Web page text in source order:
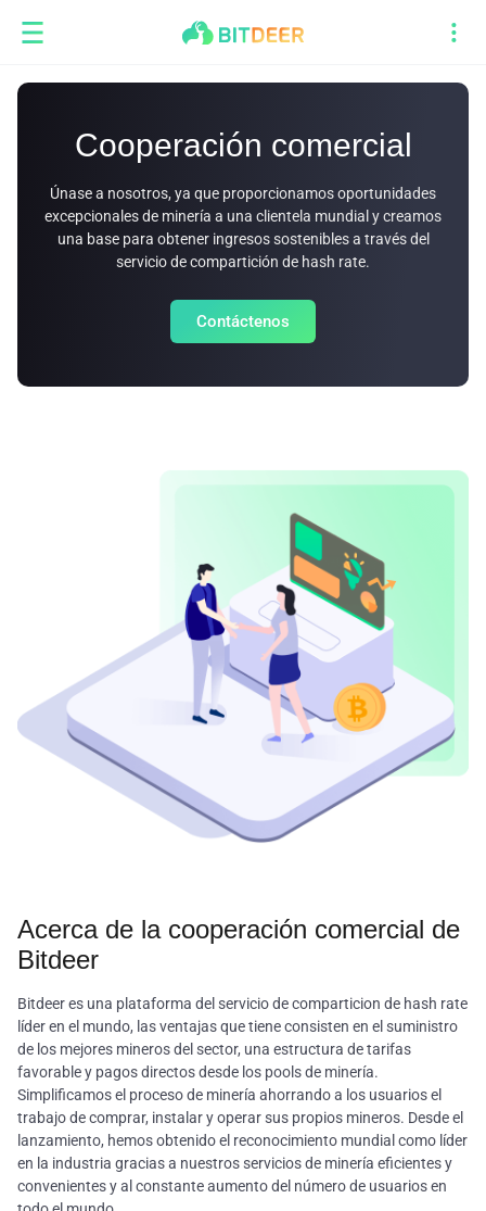
Cooperación comercial
Únase a nosotros, ya que proporcionamos oportunidades
excepcionales de minería a una clientela mundial y creamos
una base para obtener ingresos sostenibles a través del
servicio de compartición de hash rate.
Contáctenos
Acerca de la cooperación comercial de
Bitdeer
Bitdeer es una plataforma del servicio de comparticion de hash rate
líder en el mundo, las ventajas que tiene consisten en el suministro
de los mejores mineros del sector, una estructura de tarifas
favorable y pagos directos desde los pools de minería.
Simplificamos el proceso de minería ahorrando a los usuarios el
trabajo de comprar, instalar y operar sus propios mineros. Desde el
lanzamiento, hemos obtenido el reconocimiento mundial como líder
en la industria gracias a nuestros servicios de minería eficientes y
convenientes y al constante aumento del número de usuarios en